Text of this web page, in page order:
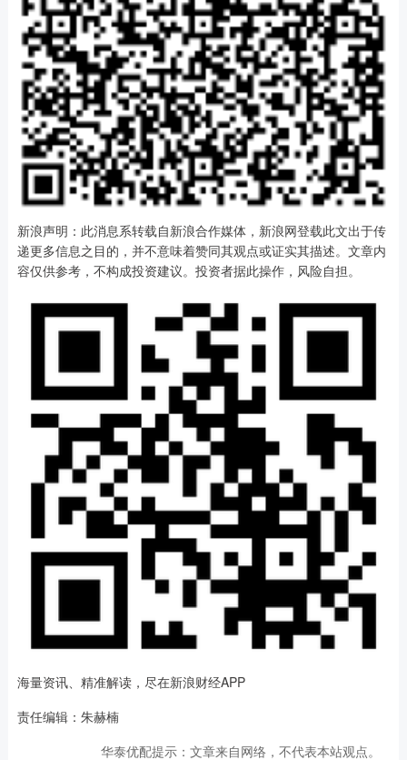
新浪声明：此消息系转载自新浪合作媒体，新浪网登载此文出于传
递更多信息之目的，并不意味着赞同其观点或证实其描述。文章内
容仅供参考，不构成投资建议。投资者据此操作，风险自担。
海量资讯、精准解读，尽在新浪财经APP
责任编辑：朱赫楠
华泰优配提示：文章来自网络，不代表本站观点。